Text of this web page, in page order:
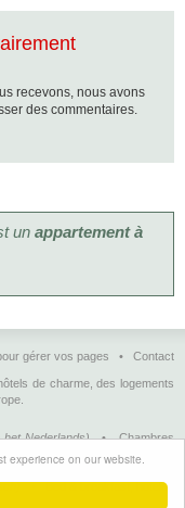
experience on our website.
recevons, nous avons
des commentaires.
un appartement à
gérer vos pages • Contact
de charme, des logements
het Nederlands)•Chambres
(en français) •
•Bed & breakfast, hoteles